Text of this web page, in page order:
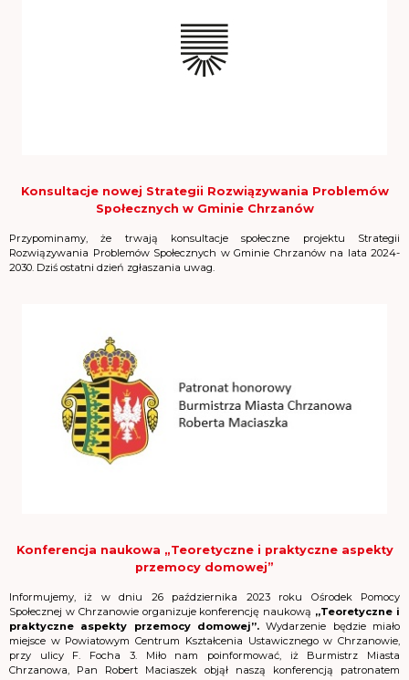
Konsultacje nowej Strategii Rozwiązywania Problemów
Społecznych w Gminie Chrzanów
Przypominamy, że trwają konsultacje społeczne projektu Strategii
Rozwiązywania Problemów Społecznych w Gminie Chrzanów na lata 2024-
2030. Dziś ostatni dzień zgłaszania uwag.
Konferencja naukowa „Teoretyczne i praktyczne aspekty
przemocy domowej”
Informujemy, iż w dniu 26 października 2023 roku Ośrodek Pomocy
Społecznej w Chrzanowie organizuje konferencję naukową „Teoretyczne i
praktyczne aspekty przemocy domowej”. Wydarzenie będzie miało
miejsce w Powiatowym Centrum Kształcenia Ustawicznego w Chrzanowie,
przy ulicy F. Focha 3. Miło nam poinformować, iż Burmistrz Miasta
Chrzanowa, Pan Robert Maciaszek objął naszą konferencją patronatem